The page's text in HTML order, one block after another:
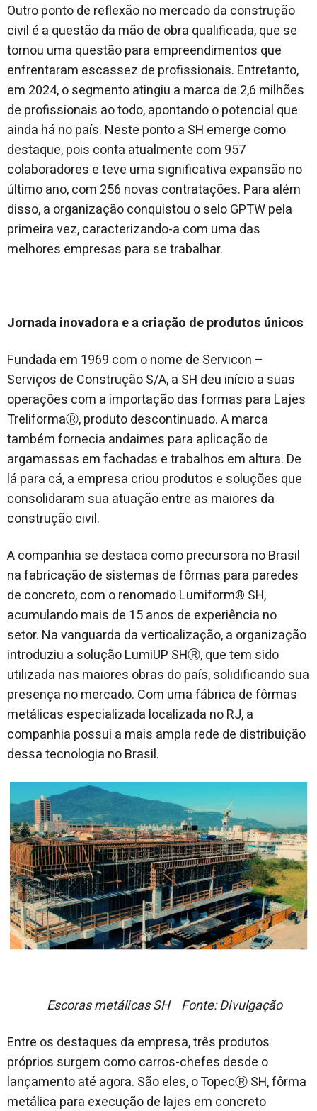
Outro ponto de reflexão no mercado da construção
civil é a questão da mão de obra qualificada, que se
tornou uma questão para empreendimentos que
enfrentaram escassez de profissionais. Entretanto,
em 2024, o segmento atingiu a marca de 2,6 milhões
de profissionais ao todo, apontando o potencial que
ainda há no país. Neste ponto a SH emerge como
destaque, pois conta atualmente com 957
colaboradores e teve uma significativa expansão no
último ano, com 256 novas contratações. Para além
disso, a organização conquistou o selo GPTW pela
primeira vez, caracterizando-a com uma das
melhores empresas para se trabalhar.
Jornada inovadora e a criação de produtos únicos
Fundada em 1969 com o nome de Servicon –
Serviços de Construção S/A, a SH deu início a suas
operações com a importação das formas para Lajes
TreliformaⓇ, produto descontinuado. A marca
também fornecia andaimes para aplicação de
argamassas em fachadas e trabalhos em altura. De
lá para cá, a empresa criou produtos e soluções que
consolidaram sua atuação entre as maiores da
construção civil.
A companhia se destaca como precursora no Brasil
na fabricação de sistemas de fôrmas​ para paredes
de concreto, com o renomado Lumiform® SH,
acumulando mais de 15 anos de experiência no
setor. Na vanguarda da verticalização, a organização
introduziu a solução LumiUP SHⓇ, que tem sido
utilizada nas maiores obras do país, solidificando sua
presença no mercado. Com uma fábrica de ​fôrmas
metálicas especializada localizada no RJ, a
companhia possui a mais ampla rede de distribuição
dessa tecnologia no Brasil.
Escoras metálicas SH Fonte: Divulgação
​​Entre os destaques da empresa, três produtos
próprios surgem como carros-chefes desde o
lançamento até agora. São eles, o TopecⓇ SH, fôrma
metálica para execução de lajes em concreto